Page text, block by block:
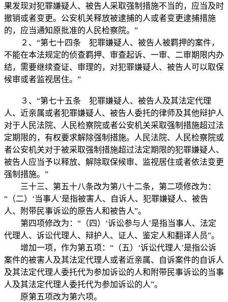
果发现对犯罪嫌疑人、被告人采取强制措施不当的，应当及时
撤销或者变更。公安机关释放被逮捕的人或者变更逮捕措施
的，应当通知原批准的人民检察院。”
２、“第七十四条 犯罪嫌疑人、被告人被羁押的案件，
不能在本法规定的侦查羁押、审查起诉、一审、二审期限内办
结，需要继续查证、审理的，对犯罪嫌疑人、被告人可以取保
候审或者监视居住。”
３、“第七十五条 犯罪嫌疑人、被告人及其法定代理
人、近亲属或者犯罪嫌疑人、被告人委托的律师及其他辩护人
对于人民法院、人民检察院或者公安机关采取强制措施超过法
定期限的，有权要求解除强制措施。人民法院、人民检察院或
者公安机关对于被采取强制措施超过法定期限的犯罪嫌疑人、
被告人应当予以释放、解除取保候审、监视居住或者依法变更
强制措施。”
三十三、第五十八条改为第八十二条，第二项修改为：
“（二）‘当事人’是指被害人、自诉人、犯罪嫌疑人、被告
人、附带民事诉讼的原告人和被告人”。
第四项修改为：“（四）‘诉讼参与人’是指当事人、法定
代理人、诉讼代理人、辩护人、证人、鉴定人和翻译人员”。
增加一项，作为第五项：“（五）‘诉讼代理人’是指公诉
案件的被害人及其法定代理人或者近亲属、自诉案件的自诉人
及其法定代理人委托代为参加诉讼的人和附带民事诉讼的当事
人及其法定代理人委托代为参加诉讼的人”。
原第五项改为第六项。